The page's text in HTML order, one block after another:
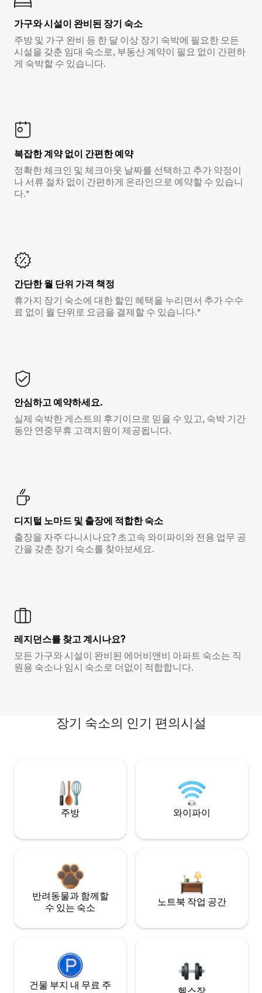
가구와 시설이 완비된 장기 숙소
주방 및 가구 완비 등 한 달 이상 장기 숙박에 필요한 모든
시설을 갖춘 임대 숙소로, 부동산 계약이 필요 없이 간편하
게 숙박할 수 있습니다.
복잡한 계약 없이 간편한 예약
정확한 체크인 및 체크아웃 날짜를 선택하고 추가 약정이
나 서류 절차 없이 간편하게 온라인으로 예약할 수 있습니
다.*
간단한 월 단위 가격 책정
휴가지 장기 숙소에 대한 할인 혜택을 누리면서 추가 수수
료 없이 월 단위로 요금을 결제할 수 있습니다.*
안심하고 예약하세요.
실제 숙박한 게스트의 후기이므로 믿을 수 있고, 숙박 기간
동안 연중무휴 고객지원이 제공됩니다.
디지털 노마드 및 출장에 적합한 숙소
출장을 자주 다니시나요? 초고속 와이파이와 전용 업무 공
간을 갖춘 장기 숙소를 찾아보세요.
레지던스를 찾고 계시나요?
모든 가구와 시설이 완비된 에어비앤비 아파트 숙소는 직
원용 숙소나 임시 숙소로 더없이 적합합니다.
장기 숙소의 인기 편의시설
주방 와이파이
반려동물과 함께할
수 있는 숙소
노트북 작업 공간
건물 부지 내 무료 주